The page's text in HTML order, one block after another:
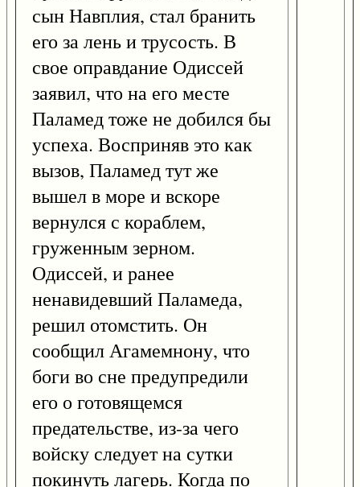
сын Навплия, стал бранить
его за лень и трусость. В
свое оправдание Одиссей
заявил, что на его месте
Паламед тоже не добился бы
успеха. Восприняв это как
вызов, Паламед тут же
вышел в море и вскоре
вернулся с кораблем,
груженным зерном.
Одиссей, и ранее
ненавидевший Паламеда,
решил отомстить. Он
сообщил Агамемнону, что
боги во сне предупредили
его о готовящемся
предательстве, из-за чего
войску следует на сутки
покинуть лагерь. Когда по